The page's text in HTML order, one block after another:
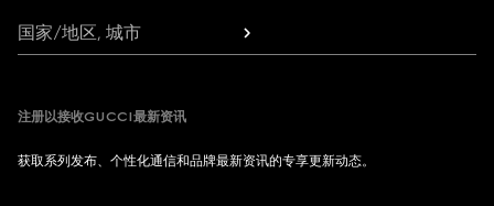
国家/地区, 城市
注册以接收GUCCI最新资讯
获取系列发布、个性化通信和品牌最新资讯的专享更新动态。